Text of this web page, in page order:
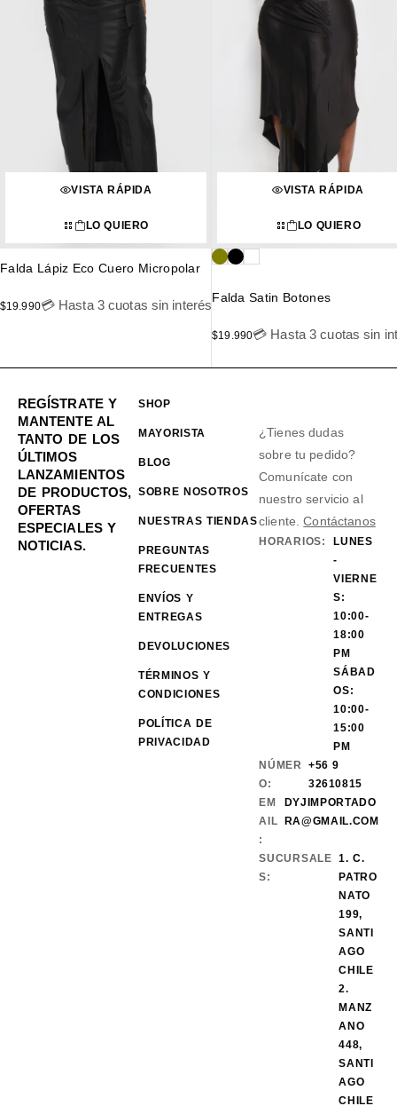
VISTA RÁPIDA
LO QUIERO
Falda Lápiz Eco Cuero Micropolar
$19.990💳 Hasta 3 cuotas sin interés
VISTA RÁPIDA
LO QUIERO
Falda Satin Botones
$19.990💳 Hasta 3 cuotas sin
REGÍSTRATE Y
MANTENTE AL
TANTO DE LOS
ÚLTIMOS
LANZAMIENTOS
DE PRODUCTOS,
OFERTAS
ESPECIALES Y
NOTICIAS.
SHOP
MAYORISTA
BLOG
SOBRE NOSOTROS
NUESTRAS TIENDAS
PREGUNTAS
FRECUENTES
ENVÍOS Y
ENTREGAS
DEVOLUCIONES
TÉRMINOS Y
CONDICIONES
POLÍTICA DE
PRIVACIDAD
¿Tienes dudas
sobre tu pedido?
Comunícate con
nuestro servicio al
cliente.Contáctanos
HORARIOS:
LUNES
-
VIERNE
S:
10:00-
18:00
PM
SÁBAD
OS:
10:00-
15:00
PM
NÚMER
O:
+56 9
32610815
EM
AIL
:
DYJIMPORTADO
RA@GMAIL.COM
SUCURSALE
S:
1. C.
PATRO
NATO
199,
SANTI
AGO
CHILE
2.
MANZ
ANO
448,
SANTI
AGO
CHILE